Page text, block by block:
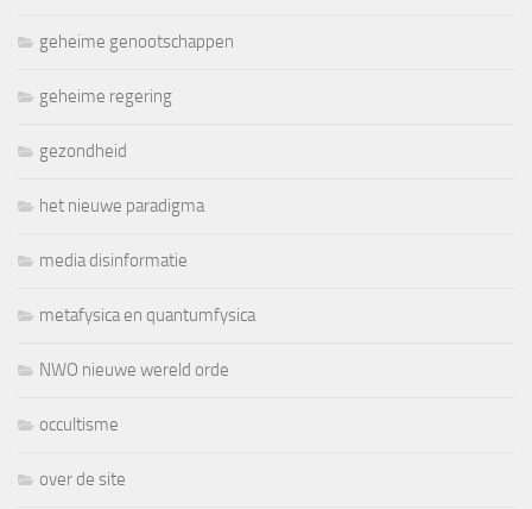
geheime genootschappen
geheime regering
gezondheid
het nieuwe paradigma
media disinformatie
metafysica en quantumfysica
NWO nieuwe wereld orde
occultisme
over de site